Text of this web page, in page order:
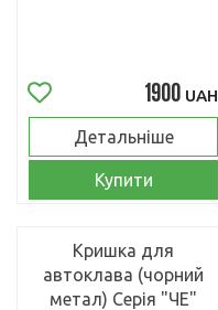
1900 UAH
Детальніше
Купити
Кришка для
автоклава (чорний
метал) Серія "ЧЕ"